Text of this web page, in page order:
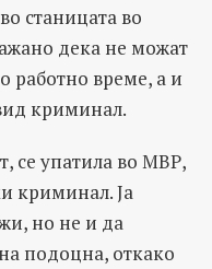
станицата во
дека не можат
работно време, а и
криминал.
се упатила во МВР,
криминал. Ја
но не и да
подоцна, откако